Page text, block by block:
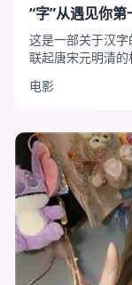
“字”从遇见你第
这是一部关于汉字
联起唐宋元明清的
电影